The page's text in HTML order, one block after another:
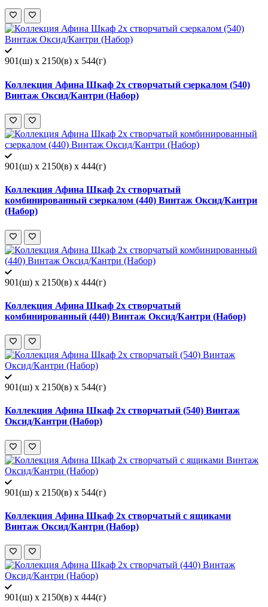
901(ш) x 2150(в) x 544(г)
Коллекция Афина Шкаф 2х створчатый сзеркалом (540)
Винтаж Оксид/Кантри (Набор)
901(ш) x 2150(в) x 444(г)
Коллекция Афина Шкаф 2х створчатый
комбинированный сзеркалом (440) Винтаж Оксид/Кантри
(Набор)
901(ш) x 2150(в) x 444(г)
Коллекция Афина Шкаф 2х створчатый
комбинированный (440) Винтаж Оксид/Кантри (Набор)
901(ш) x 2150(в) x 544(г)
Коллекция Афина Шкаф 2х створчатый (540) Винтаж
Оксид/Кантри (Набор)
901(ш) x 2150(в) x 544(г)
Коллекция Афина Шкаф 2х створчатый с ящиками
Винтаж Оксид/Кантри (Набор)
901(ш) x 2150(в) x 444(г)